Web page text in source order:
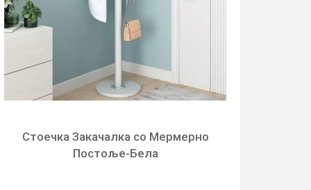
Стоечка Закачалка со Мермерно
Постоље-Бела